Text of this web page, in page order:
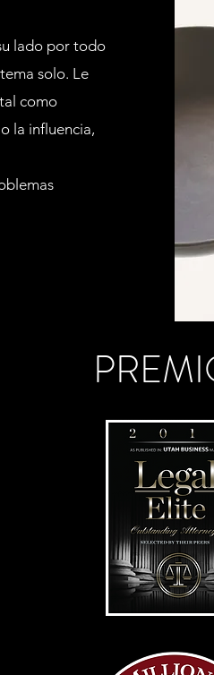
lado por todo
solo. Le
como
la influencia,